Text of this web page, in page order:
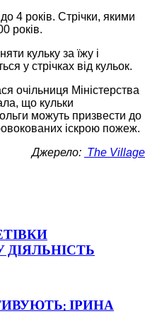
4 років. Стрічки, якими
років.
кульку за їжу і
у стрічках від кульок.
очільниця Міністерства
що кульки
можуть призвести до
іскрою пожеж.
Джерело: The Village
ДІЯЛЬНІСТЬ
ІРИНА